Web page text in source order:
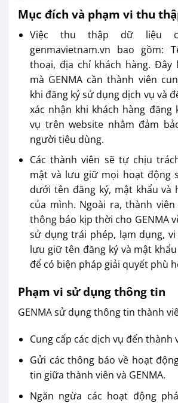
Mục đích và phạm vi thu
Việc thu thập dữ liệu
genmavietnam.vn bao gồm:
thoại, địa chỉ khách hàng. Đây
mà GENMA cần thành viên
khi đăng ký sử dụng dịch vụ và
xác nhận khi khách hàng đăng
vụ trên website nhằm đảm
người tiêu dùng.
Các thành viên sẽ tự chịu
mật và lưu giữ mọi hoạt động
dưới tên đăng ký, mật khẩu
của mình. Ngoài ra, thành
thông báo kịp thời cho GENMA
sử dụng trái phép, lạm dụng,
lưu giữ tên đăng ký và mật
để có biện pháp giải quyết phù
Phạm vi sử dụng thông tin
GENMA sử dụng thông tin thành
Cung cấp các dịch vụ đến thành
Gửi các thông báo về hoạt
tin giữa thành viên và GENMA.
Ngăn ngừa các hoạt động